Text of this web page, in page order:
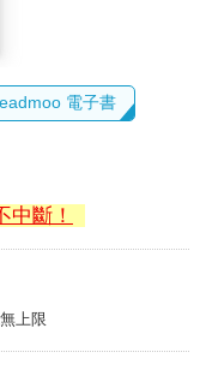
電子書
中斷！
上限